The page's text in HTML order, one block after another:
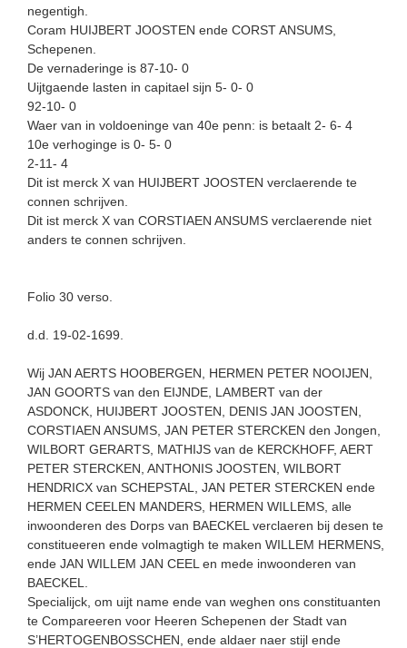
negentigh.
Coram HUIJBERT JOOSTEN ende CORST ANSUMS,
Schepenen.
De vernaderinge is 87-10- 0
Uijtgaende lasten in capitael sijn 5- 0- 0
92-10- 0
Waer van in voldoeninge van 40e penn: is betaalt 2- 6- 4
10e verhoginge is 0- 5- 0
2-11- 4
Dit ist merck X van HUIJBERT JOOSTEN verclaerende te
connen schrijven.
Dit ist merck X van CORSTIAEN ANSUMS verclaerende niet
anders te connen schrijven.
Folio 30 verso.
d.d. 19-02-1699.
Wij JAN AERTS HOOBERGEN, HERMEN PETER NOOIJEN,
JAN GOORTS van den EIJNDE, LAMBERT van der
ASDONCK, HUIJBERT JOOSTEN, DENIS JAN JOOSTEN,
CORSTIAEN ANSUMS, JAN PETER STERCKEN den Jongen,
WILBORT GERARTS, MATHIJS van de KERCKHOFF, AERT
PETER STERCKEN, ANTHONIS JOOSTEN, WILBORT
HENDRICX van SCHEPSTAL, JAN PETER STERCKEN ende
HERMEN CEELEN MANDERS, HERMEN WILLEMS, alle
inwoonderen des Dorps van BAECKEL verclaeren bij desen te
constitueeren ende volmagtigh te maken WILLEM HERMENS,
ende JAN WILLEM JAN CEEL en mede inwoonderen van
BAECKEL.
Specialijck, om uijt name ende van weghen ons constituanten
te Compareeren voor Heeren Schepenen der Stadt van
S’HERTOGENBOSSCHEN, ende aldaer naer stijl ende